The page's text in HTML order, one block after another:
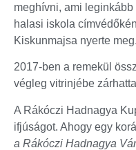
meghívni, ami
halasi iskola
Kiskunmajsa nyerte
2017-ben a remekül
végleg vitrinjébe
A Rákóczi Hadnagya
ifjúságot. Ahogy egy
a Rákóczi Hadnagya